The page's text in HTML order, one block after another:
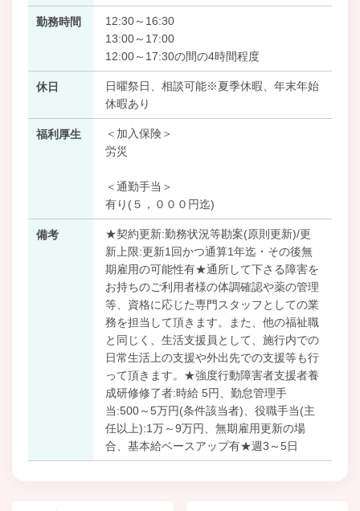
勤務時間
12:30～16:30
13:00～17:00
12:00～17:30の間の4時間程度
休日
日曜祭日、相談可能※夏季休暇、年末年始
休暇あり
福利厚生
＜加入保険＞
労災
＜通勤手当＞
有り(５，０００円迄)
備考
★契約更新:勤務状況等勘案(原則更新)/更
新上限:更新1回かつ通算1年迄・その後無
期雇用の可能性有★通所して下さる障害を
お持ちのご利用者様の体調確認や薬の管理
等、資格に応じた専門スタッフとしての業
務を担当して頂きます。また、他の福祉職
と同じく、生活支援員として、施行内での
日常生活上の支援や外出先での支援等も行
って頂きます。★強度行動障害者支援者養
成研修修了者:時給 5円、勤怠管理手
当:500～5万円(条件該当者)、役職手当(主
任以上):1万～9万円、無期雇用更新の場
合、基本給ベースアップ有★週3～5日